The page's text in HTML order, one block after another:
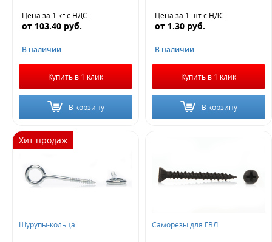
Цена за 1 кгс НДС:
от 103.40 руб.
В наличии
Купить в 1 клик
В корзину
Цена за 1 штс НДС:
от 1.30 руб.
В наличии
Купить в 1 клик
В корзину
Хит продаж
Шурупы-кольца Саморезы для ГВЛ